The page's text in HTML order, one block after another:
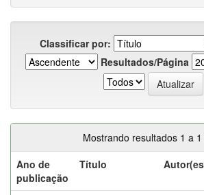
Classificar por:
Resultados/Página
Mostrando resultados 1 a 1
Ano de
publicação
Título